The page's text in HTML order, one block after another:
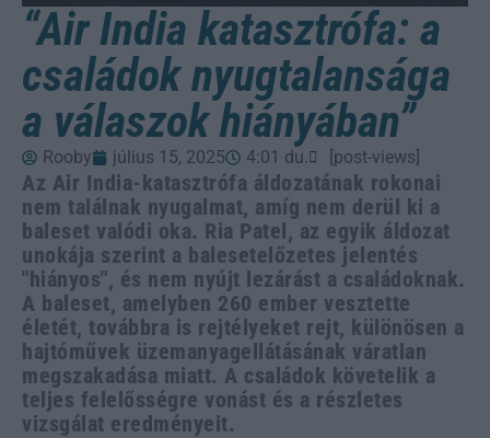
“Air India katasztrófa: a
családok nyugtalansága
a válaszok hiányában”
Rooby július 15, 2025 4:01 du. [post-views]
Az Air India-katasztrófa áldozatának rokonai
nem találnak nyugalmat, amíg nem derül ki a
baleset valódi oka. Ria Patel, az egyik áldozat
unokája szerint a balesetelőzetes jelentés
"hiányos", és nem nyújt lezárást a családoknak.
A baleset, amelyben 260 ember vesztette
életét, továbbra is rejtélyeket rejt, különösen a
hajtóművek üzemanyagellátásának váratlan
megszakadása miatt. A családok követelik a
teljes felelősségre vonást és a részletes
vizsgálat eredményeit.